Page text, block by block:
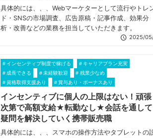
具体的には、、、Webマーケターとして流行やトレ
ド・SNSの市場調査、広告原稿・記事作成、効果分
析・改善などの業務を担当していただきます。
2025/
インセンティブ制度で稼げる
キャリアプラン充実
成長できる
未経験歓迎
残業少なめ
資格取得支援あり
賞与あり・ボーナスあり
インセンティブに個人の上限はない！頑張
次第で高額支給★転勤なし★会話を通して
疑問を解決していく携帯販売職
具体的には、、、スマホの操作方法やタブレットの